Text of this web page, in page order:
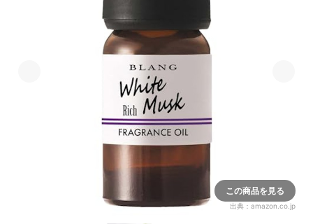
この商品を見る
出典： amazon.co.jp